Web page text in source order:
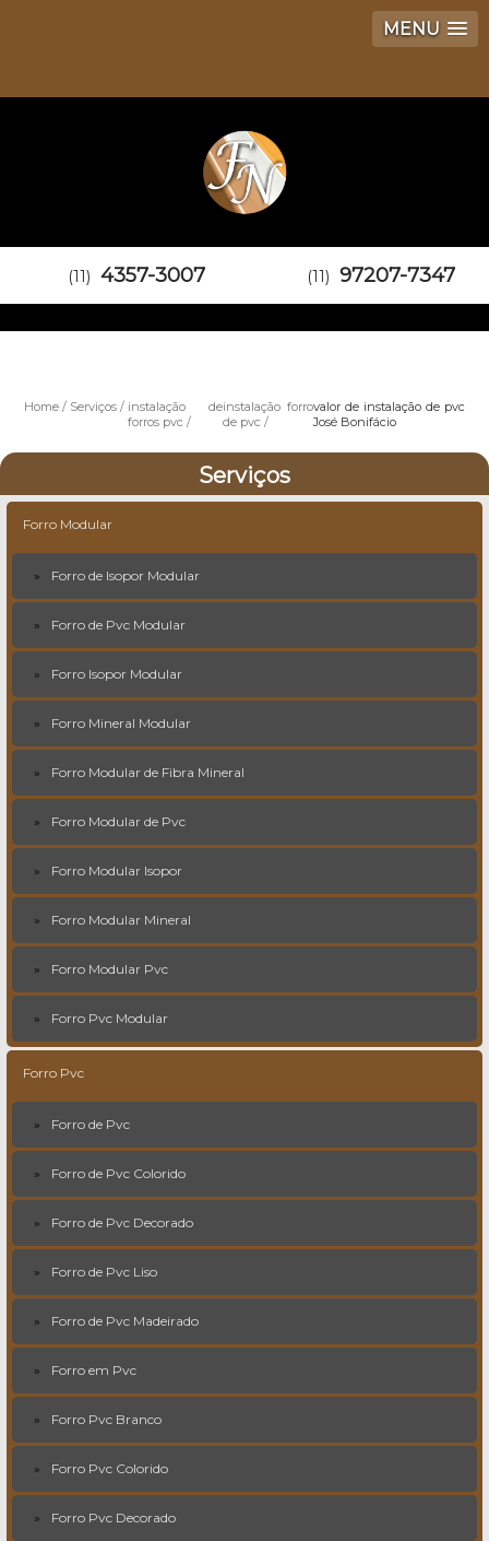
MENU
(11) 4357-3007 (11) 97207-7347
Home Serviços
instalação de
forros pvc
instalação forro
de pvc
valor de instalação de pvc
José Bonifácio
Serviços
Forro Modular
Forro de Isopor Modular
Forro de Pvc Modular
Forro Isopor Modular
Forro Mineral Modular
Forro Modular de Fibra Mineral
Forro Modular de Pvc
Forro Modular Isopor
Forro Modular Mineral
Forro Modular Pvc
Forro Pvc Modular
Forro Pvc
Forro de Pvc
Forro de Pvc Colorido
Forro de Pvc Decorado
Forro de Pvc Liso
Forro de Pvc Madeirado
Forro em Pvc
Forro Pvc Branco
Forro Pvc Colorido
Forro Pvc Decorado